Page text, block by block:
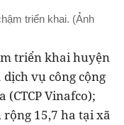
triển khai. (Ảnh
triển khai huyện
vụ công cộng
Vinafco);
15,7 ha tại xã